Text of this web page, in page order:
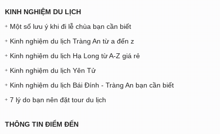
KINH NGHIỆM DU LỊCH
Một số lưu ý khi đi lễ chùa bạn cần biết
Kinh nghiệm du lịch Tràng An từ a đến z
Kinh nghiệm du lịch Hạ Long từ A-Z giá rẻ
Kinh nghiệm du lịch Yên Tử
Kinh nghiệm du lịch Bái Đính - Tràng An bạn cần biết
7 lý do bạn nên đặt tour du lịch
THÔNG TIN ĐIỂM ĐẾN